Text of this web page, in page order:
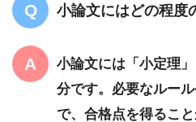
小論文にはどの程度
小論文には「小定理
分です。必要なルー
で、合格点を得ること